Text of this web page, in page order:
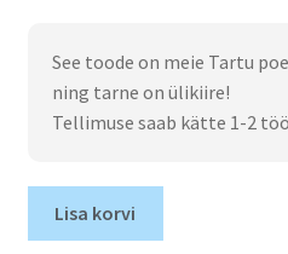
See toode on meie Tartu
ning tarne on ülikiire!
Tellimuse saab kätte 1-2
Lisa korvi